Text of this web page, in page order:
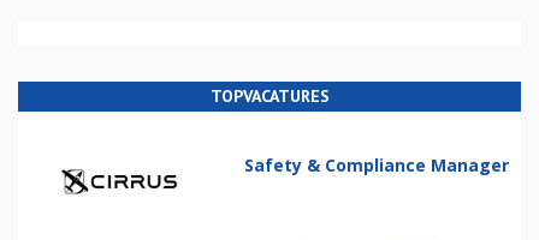
TOPVACATURES
Safety & Compliance Manager